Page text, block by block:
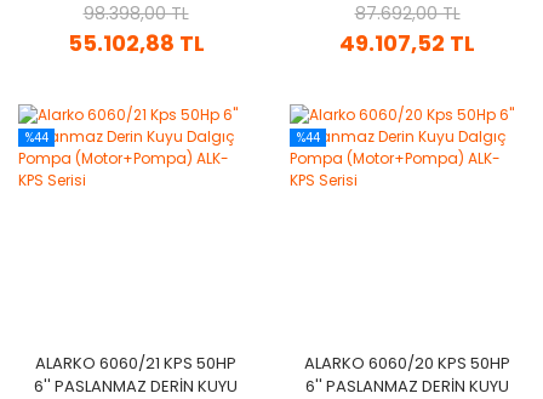
SERISI
55.102,88 TL
98.398,00 TL
SERISI
49.107,52 TL
87.692,00 TL
%44
ALARKO 6060/21 KPS 50HP
6'' PASLANMAZ DERIN KUYU
%44
ALARKO 6060/20 KPS 50HP
6'' PASLANMAZ DERIN KUYU